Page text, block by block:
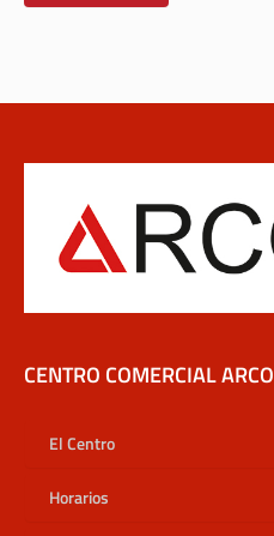
CENTRO COMERCIAL ARCO
El Centro
Horarios